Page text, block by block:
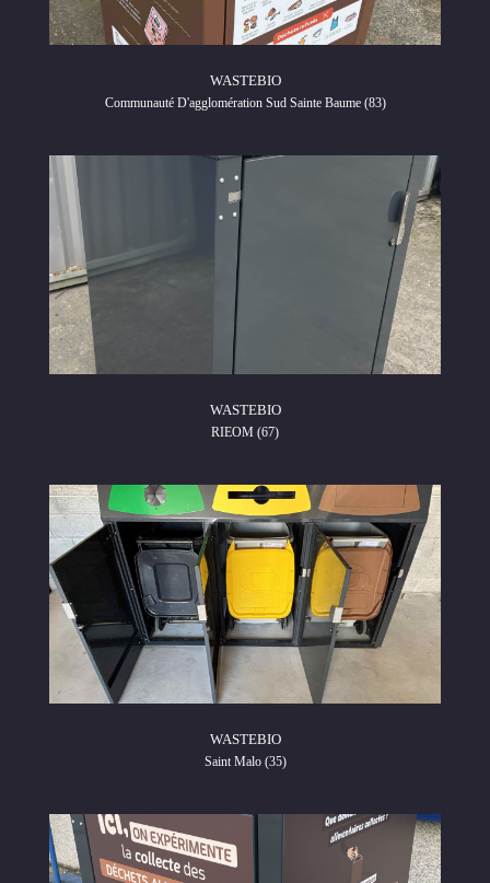
WASTEBIO
Communauté D'agglomération Sud Sainte Baume (83)
WASTEBIO
RIEOM (67)
WASTEBIO
Saint Malo (35)